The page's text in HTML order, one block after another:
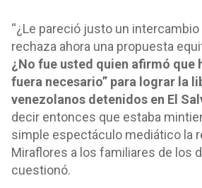
“¿Le pareció justo un intercambio
rechaza ahora una propuesta
¿No fue usted quien afirmó que
fuera necesario” para lograr la
venezolanos detenidos en El
decir entonces que estaba
simple espectáculo mediático la
Miraflores a los familiares de los
cuestionó.